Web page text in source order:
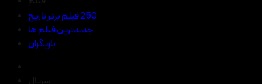
250 فیلم برتر تاریخ
جدیدترین فیلم ها
بازیگران